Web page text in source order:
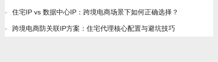
住宅IP vs 数据中心IP：跨境电商场景下如何正确选择？
跨境电商防关联IP方案：住宅代理核心配置与避坑技巧